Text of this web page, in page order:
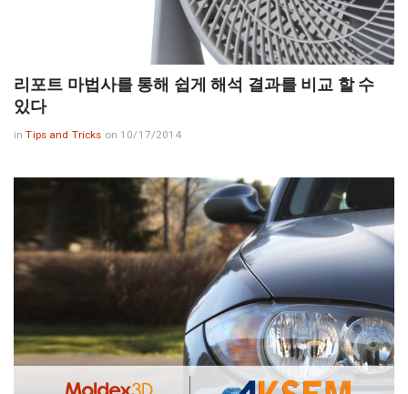
리포트 마법사를 통해 쉽게 해석 결과를 비교 할 수
있다
inTips and Tricks on 10/17/2014